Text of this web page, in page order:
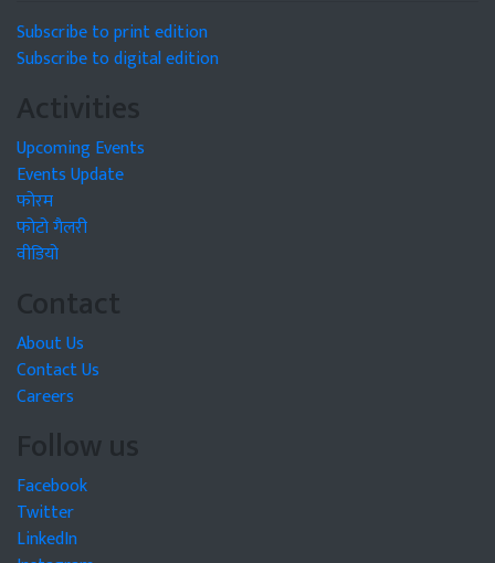
Subscribe to print edition
Subscribe to digital edition
Activities
Upcoming Events
Events Update
फोरम
फोटो गैलरी
वीडियो
Contact
About Us
Contact Us
Careers
Follow us
Facebook
Twitter
LinkedIn